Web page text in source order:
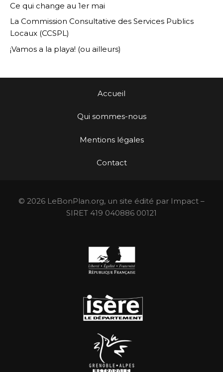
Ce qui change au 1er mai
La Commission Consultative des Services Publics
Locaux (CCSPL)
¡Vamos a la playa! (ou ailleurs)
Accueil
Qui sommes-nous
Mentions légales
Contact
© 2026 LeBonPlan.org, un site édité par Impact –
SIRET 419 040886 00121